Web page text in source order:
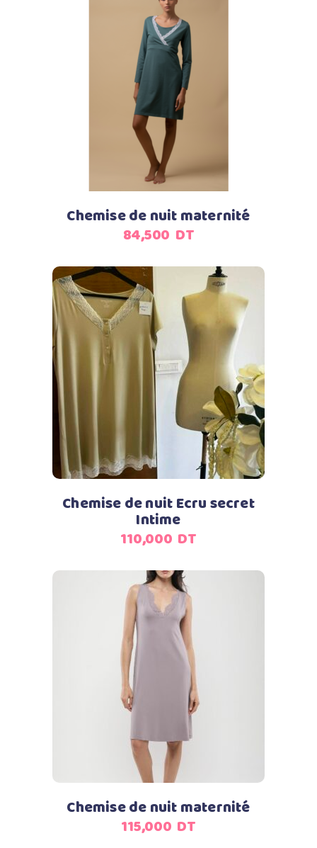
Ajouter au panier
Chemise de nuit maternité
84,500 DT
Ajouter au panier
Chemise de nuit Ecru secret
Intime
110,000 DT
Ajouter au panier
Chemise de nuit maternité
115,000 DT